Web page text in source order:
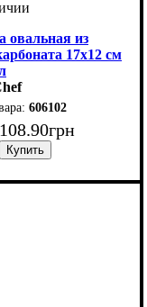
овальная из
17х12 см
606102
108.90грн